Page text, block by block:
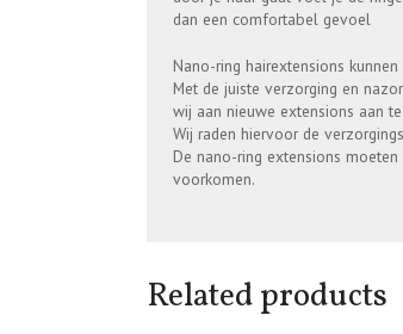
dan een comfortabel gevoel
Nano-ring hairextensions
Met de juiste verzorging en
wij aan nieuwe extensions aan
Wij raden hiervoor de
De nano-ring extensions
voorkomen.
Related products